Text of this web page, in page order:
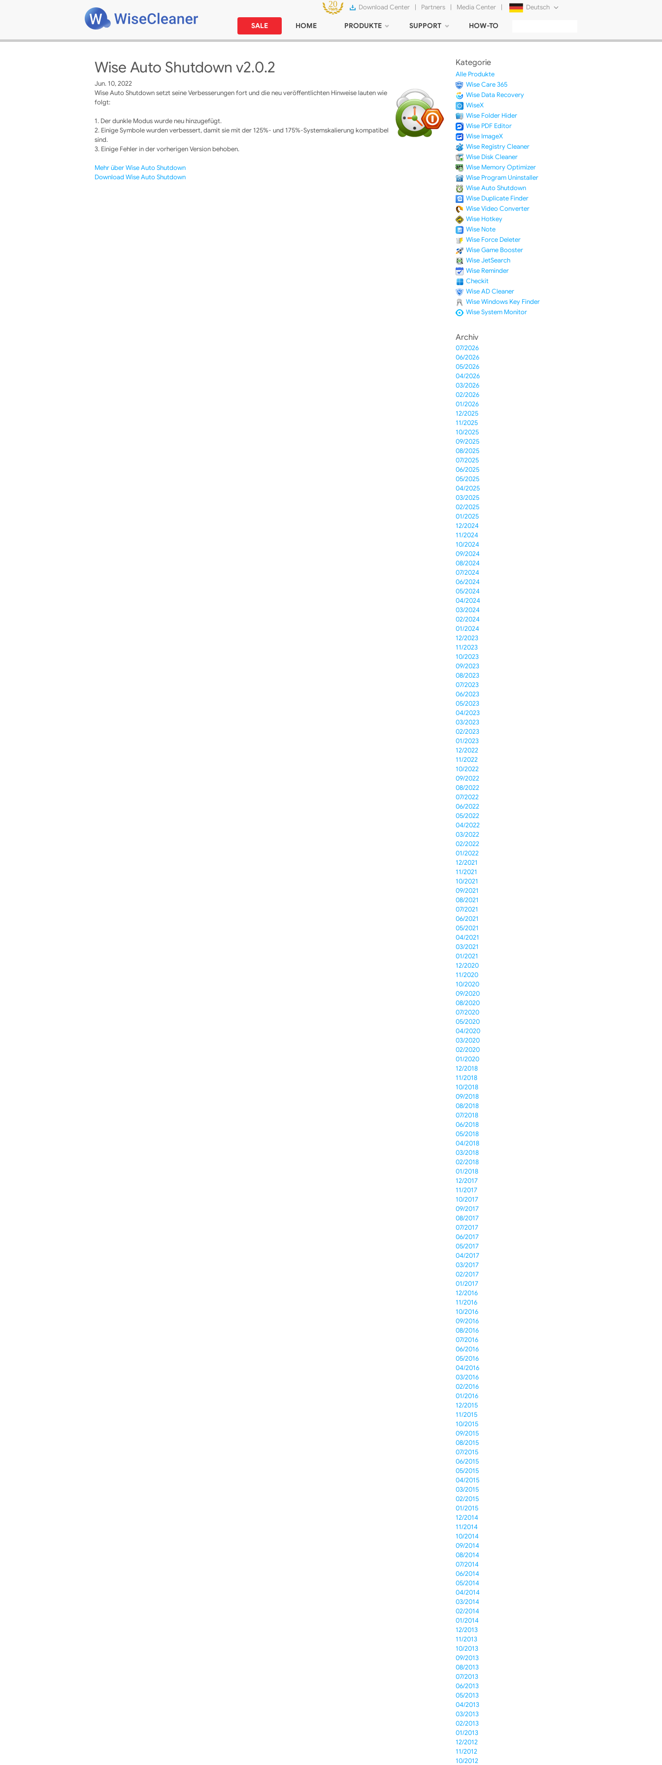
Download Center | Partners | Media Center | Deutsch
Русский
SALE HOME PRODUKTE SUPPORT HOW-TO
Wise Auto Shutdown v2.0.2
Jun. 10, 2022
Wise Auto Shutdown setzt seine Verbesserungen fort und die neu veröffentlichten Hinweise lauten wie
folgt:
1. Der dunkle Modus wurde neu hinzugefügt.
2. Einige Symbole wurden verbessert, damit sie mit der 125%- und 175%-Systemskalierung kompatibel
sind.
3. Einige Fehler in der vorherigen Version behoben.
Mehr über Wise Auto Shutdown
Download Wise Auto Shutdown
Kategorie
Alle Produkte
Wise Care 365
Wise Data Recovery
WiseX
Wise Folder Hider
Wise PDF Editor
Wise ImageX
Wise Registry Cleaner
Wise Disk Cleaner
Wise Memory Optimizer
Wise Program Uninstaller
Wise Auto Shutdown
Wise Duplicate Finder
Wise Video Converter
Wise Hotkey
Wise Note
Wise Force Deleter
Wise Game Booster
Wise JetSearch
Wise Reminder
Checkit
Wise AD Cleaner
Wise Windows Key Finder
Wise System Monitor
Archiv
07/2026
06/2026
05/2026
04/2026
03/2026
02/2026
01/2026
12/2025
11/2025
10/2025
09/2025
08/2025
07/2025
06/2025
05/2025
04/2025
03/2025
02/2025
01/2025
12/2024
11/2024
10/2024
09/2024
08/2024
07/2024
06/2024
05/2024
04/2024
03/2024
02/2024
01/2024
12/2023
11/2023
10/2023
09/2023
08/2023
07/2023
06/2023
05/2023
04/2023
03/2023
02/2023
01/2023
12/2022
11/2022
10/2022
09/2022
08/2022
07/2022
06/2022
05/2022
04/2022
03/2022
02/2022
01/2022
12/2021
11/2021
10/2021
09/2021
08/2021
07/2021
06/2021
05/2021
04/2021
03/2021
01/2021
12/2020
11/2020
10/2020
09/2020
08/2020
07/2020
05/2020
04/2020
03/2020
02/2020
01/2020
12/2018
11/2018
10/2018
09/2018
08/2018
07/2018
06/2018
05/2018
04/2018
03/2018
02/2018
01/2018
12/2017
11/2017
10/2017
09/2017
08/2017
07/2017
06/2017
05/2017
04/2017
03/2017
02/2017
01/2017
12/2016
11/2016
10/2016
09/2016
08/2016
07/2016
06/2016
05/2016
04/2016
03/2016
02/2016
01/2016
12/2015
11/2015
10/2015
09/2015
08/2015
07/2015
06/2015
05/2015
04/2015
03/2015
02/2015
01/2015
12/2014
11/2014
10/2014
09/2014
08/2014
07/2014
06/2014
05/2014
04/2014
03/2014
02/2014
01/2014
12/2013
11/2013
10/2013
09/2013
08/2013
07/2013
06/2013
05/2013
04/2013
03/2013
02/2013
01/2013
12/2012
11/2012
10/2012